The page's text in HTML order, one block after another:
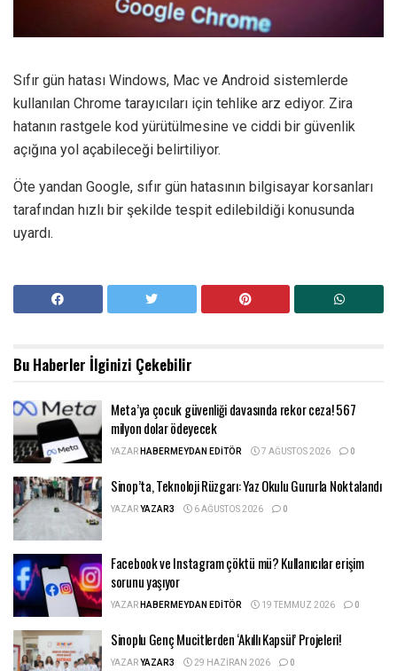
Sıfır gün hatası Windows, Mac ve Android sistemlerde
kullanılan Chrome tarayıcıları için tehlike arz ediyor. Zira
hatanın rastgele kod yürütülmesine ve ciddi bir güvenlik
açığına yol açabileceği belirtiliyor.
Öte yandan Google, sıfır gün hatasının bilgisayar korsanları
tarafından hızlı bir şekilde tespit edilebildiği konusunda
uyardı.
Bu Haberler İlginizi Çekebilir
Meta’ya çocuk güvenliği davasında rekor ceza! 567
milyon dolar ödeyecek
YAZARHABERMEYDAN EDITÖR 7 AĞUSTOS 2026 0
Sinop’ta, Teknoloji Rüzgarı: Yaz Okulu Gururla Noktalandı
YAZARYAZAR3 6 AĞUSTOS 2026 0
Facebook ve Instagram çöktü mü? Kullanıcılar erişim
sorunu yaşıyor
YAZARHABERMEYDAN EDITÖR 19 TEMMUZ 2026 0
Sinoplu Genç Mucitlerden ‘Akıllı Kapsül’ Projeleri!
YAZARYAZAR3 29 HAZIRAN 2026 0